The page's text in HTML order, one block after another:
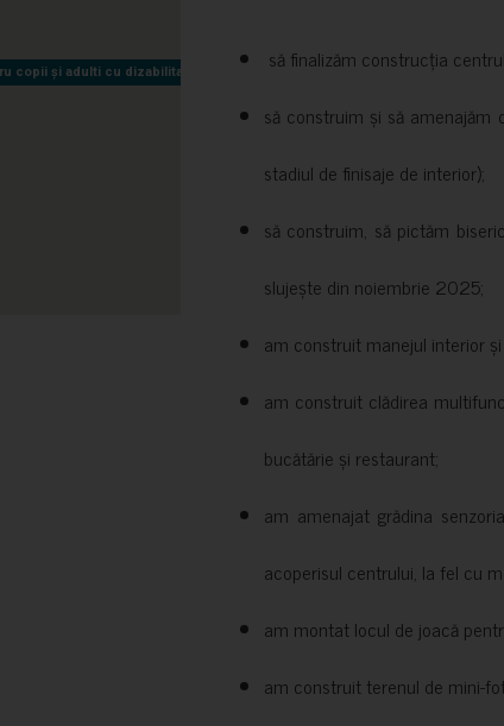
copii și adulti cu dizabilitati neuromotorii Sfântul Nectarie
copii și adulti cu dizabilitati neuromotorii Sfântul Nectarie
să finalizăm construcția
să construim și să
stadiul de finisaje de interior);
să construim, să pictăm
slujește din noiembrie 2025;
am construit manejul interior
am construit clădirea
bucătărie și restaurant;
am amenajat grădina
acoperisul centrului, la fel cu
am montat locul de joacă
am construit terenul de mini-